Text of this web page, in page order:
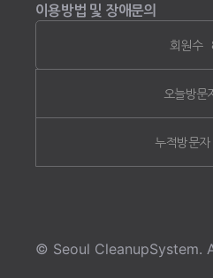
이용방법 및 장애문의
회원수
오늘방문
누적방문자
© Seoul CleanupSystem.